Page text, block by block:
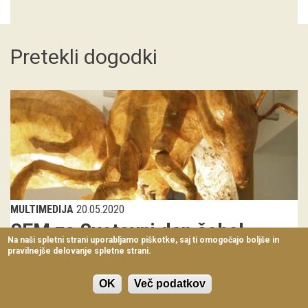
Arhiv razstav
dogodki
Koledar dogodkov
Prireditve
Predavanja
Delavnice
Vodeni ogledi
Pretekli dogodki
MULTIMEDIJA 20.05.2020
SEM za Svetovni dan čebel
Vabljeni na dogodek Čebelja skulptura Guillerma Escalanteja - Faza
sreda, 20. maj 2020 - 12:00
Na naši spletni strani uporabljamo piškotke, saj ti omogočajo boljše in
pravilnejše delovanje spletne strani.
OK Več podatkov